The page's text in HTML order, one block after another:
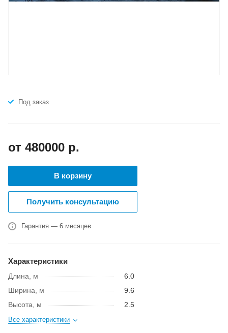
Под заказ
от 480000 р.
В корзину
Получить консультацию
Гарантия — 6 месяцев
Характеристики
Длина, м
6.0
Ширина, м
9.6
Высота, м
2.5
Все характеристики